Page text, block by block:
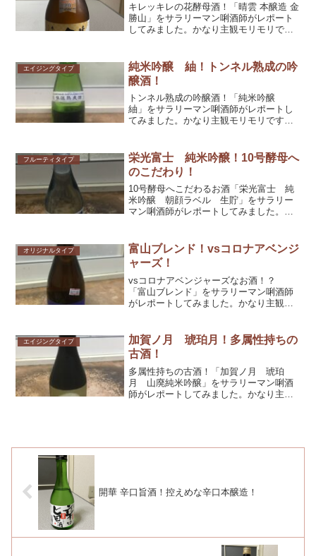
キレッキレの花酵母酒！「晴雲 本醸造 金
勝山」をサラリーマン唎酒師がレポート
してみました。かなり主観モリモリです
エイジングタイプ
純米吟醸 紬！トンネル熟成の吟
醸酒！
トンネル熟成の吟醸酒！「純米吟醸
紬」をサラリーマン唎酒師がレポートし
てみました。かなり主観モリモリです
フルーティタイプ
栄光富士 純米吟醸！10号酵母へ
のこだわり！
10号酵母へこだわるお酒「栄光富士 純
米吟醸 朝顔ラベル 生貯」をサラリー
マン唎酒師がレポートしてみました。か
オリジナルタイプ
富山ブレンド！vsコロナアベンジ
ャーズ！
vsコロナアベンジャーズなお酒！？
「富山ブレンド」をサラリーマン唎酒師
がレポートしてみました。かなり主観モ
エイジングタイプ
加賀ノ月 琥珀月！多属性持ちの
古酒！
多属性持ちの古酒！「加賀ノ月 琥珀
月 山廃純米吟醸」をサラリーマン唎酒
師がレポートしてみました。かなり主観
開華 辛口旨酒！控えめな辛口本醸造！